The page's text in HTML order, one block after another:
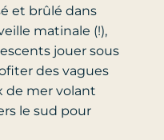
et brûlé dans
matinale (!),
jouer sous
des vagues
de mer volant
le sud pour